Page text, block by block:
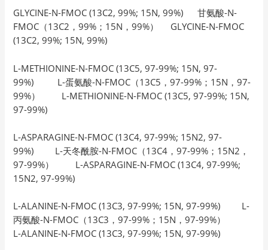
GLYCINE-N-FMOC (13C2, 99%; 15N, 99%) 甘氨酸-N-
FMOC（13C2，99%；15N，99%） GLYCINE-N-FMOC
(13C2, 99%; 15N, 99%)
L-METHIONINE-N-FMOC (13C5, 97-99%; 15N, 97-
99%) L-蛋氨酸-N-FMOC（13C5，97-99%；15N，97-
99%） L-METHIONINE-N-FMOC (13C5, 97-99%; 15N,
97-99%)
L-ASPARAGINE-N-FMOC (13C4, 97-99%; 15N2, 97-
99%) L-天冬酰胺-N-FMOC（13C4，97-99%；15N2，
97-99%） L-ASPARAGINE-N-FMOC (13C4, 97-99%;
15N2, 97-99%)
L-ALANINE-N-FMOC (13C3, 97-99%; 15N, 97-99%) L-
丙氨酸-N-FMOC（13C3，97-99%；15N，97-99%）
L-ALANINE-N-FMOC (13C3, 97-99%; 15N, 97-99%)